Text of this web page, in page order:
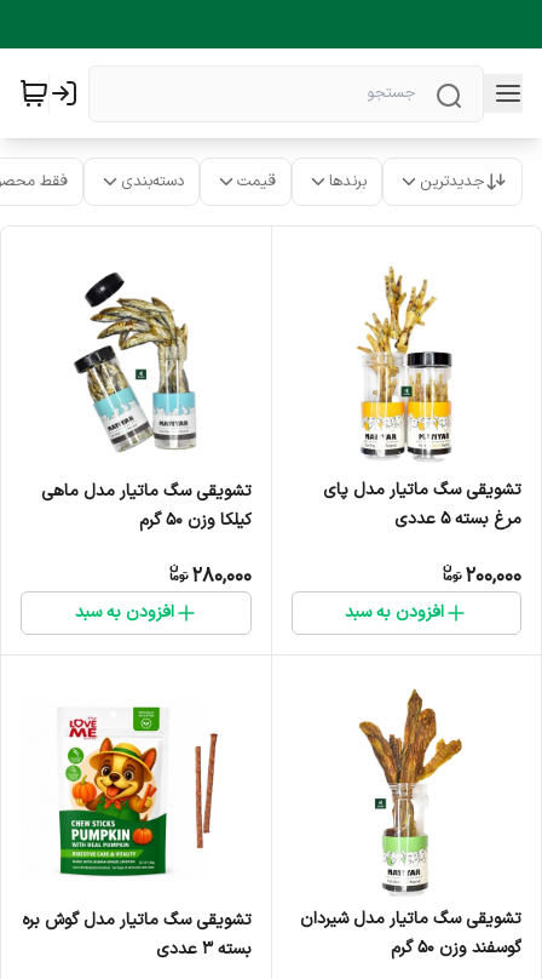
جدیدترین برندها قیمت دسته‌بندی فقط
تشویقی سگ ماتیار مدل پای
مرغ بسته ۵ عددی
200,000
افزودن به سبد
تشویقی سگ ماتیار مدل ماهی
کیلکا وزن ۵۰ گرم
280,000
افزودن به سبد
تشویقی سگ ماتیار مدل شیردان
گوسفند وزن ۵۰ گرم
تشویقی سگ ماتیار مدل گوش بره
بسته ۳ عددی